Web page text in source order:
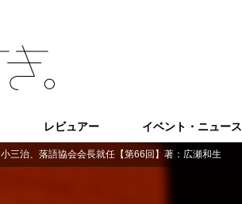
レビュアー イベント・ニュース
小三治、落語協会会長就任【第66回】著：広瀬和生